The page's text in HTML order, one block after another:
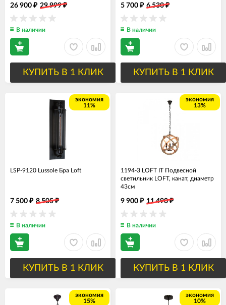
26 900 ₽ 29 999₽
В наличии
КУПИТЬ В 1 КЛИК
5 700 ₽ 6 530₽
В наличии
КУПИТЬ В 1 КЛИК
экономия
11%
LSP-9120 Lussole Бра Loft
7 500 ₽ 8 505₽
В наличии
КУПИТЬ В 1 КЛИК
экономия
13%
1194-3 LOFT IT Подвесной
светильник LOFT, канат, диаметр
43см
9 900 ₽ 11 490₽
В наличии
КУПИТЬ В 1 КЛИК
экономия
15%
экономия
10%